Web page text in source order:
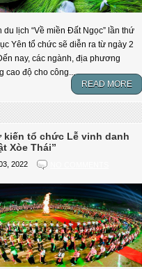
lịch “Về miền Đất Ngọc” lần thứ
Yên tổ chức sẽ diễn ra từ ngày 2
nay, các ngành, địa phương
cao độ cho công...
READ MORE
kiến tổ chức Lễ vinh danh
Xòe Thái”
2022